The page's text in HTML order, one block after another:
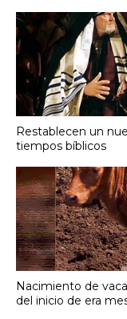
Restablecen un
tiempos bíblicos
Nacimiento de
del inicio de era